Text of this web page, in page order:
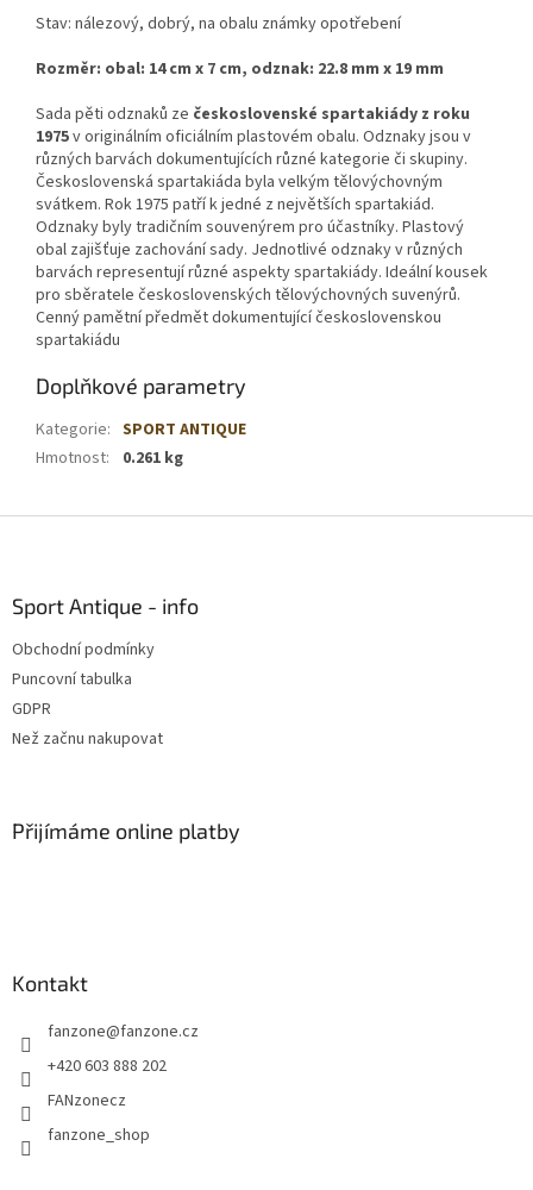
Stav: nálezový, dobrý, na obalu známky opotřebení
Rozměr: obal: 14 cm x 7 cm, odznak: 22.8 mm x 19 mm
Sada pěti odznaků ze československé spartakiády z roku
1975v originálním oficiálním plastovém obalu. Odznaky jsou v
různých barvách dokumentujících různé kategorie či skupiny.
Československá spartakiáda byla velkým tělovýchovným
svátkem. Rok 1975 patří k jedné z největších spartakiád.
Odznaky byly tradičním souvenýrem pro účastníky. Plastový
obal zajišťuje zachování sady. Jednotlivé odznaky v různých
barvách representují různé aspekty spartakiády. Ideální kousek
pro sběratele československých tělovýchovných suvenýrů.
Cenný pamětní předmět dokumentující československou
spartakiádu
Doplňkové parametry
Kategorie: SPORT ANTIQUE
Hmotnost: 0.261 kg
Sport Antique - info
Obchodní podmínky
Puncovní tabulka
GDPR
Než začnu nakupovat
Přijímáme online platby
Kontakt
fanzone@fanzone.cz
+420 603 888 202
FANzonecz
fanzone_shop